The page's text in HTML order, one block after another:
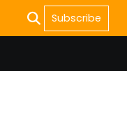
Subscribe